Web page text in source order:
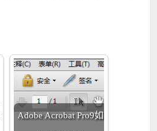
Adobe Acrobat Pro9如